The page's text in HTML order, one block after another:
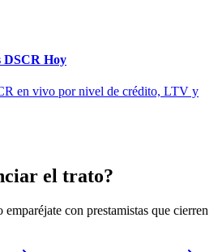
DSCR Hoy
en vivo por nivel de crédito, LTV y
el trato?
con prestamistas que cierren